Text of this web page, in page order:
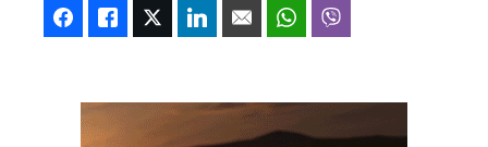
FacebookLike Twitter LinkedIn Email WhatsApp